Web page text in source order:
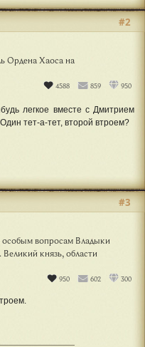
Ордена Хаоса на
4588 859 950
#2
легкое вместе с Дмитрием
тет-а-тет, второй втроем?
вопросам Владыки
князь, области
950 602 300
#3